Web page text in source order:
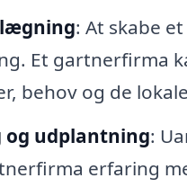
: At skabe
Et gartnerfirma
behov og de
og udplantning:
erfaring